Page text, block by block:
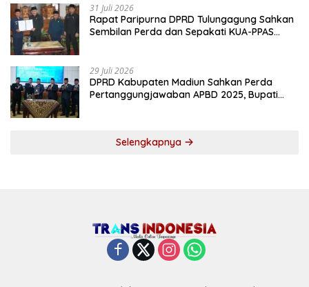
31 Juli 2026
Rapat Paripurna DPRD Tulungagung Sahkan
Sembilan Perda dan Sepakati KUA-PPAS
29 Juli 2026
DPRD Kabupaten Madiun Sahkan Perda
Pertanggungjawaban APBD 2025, Bupati
Selengkapnya